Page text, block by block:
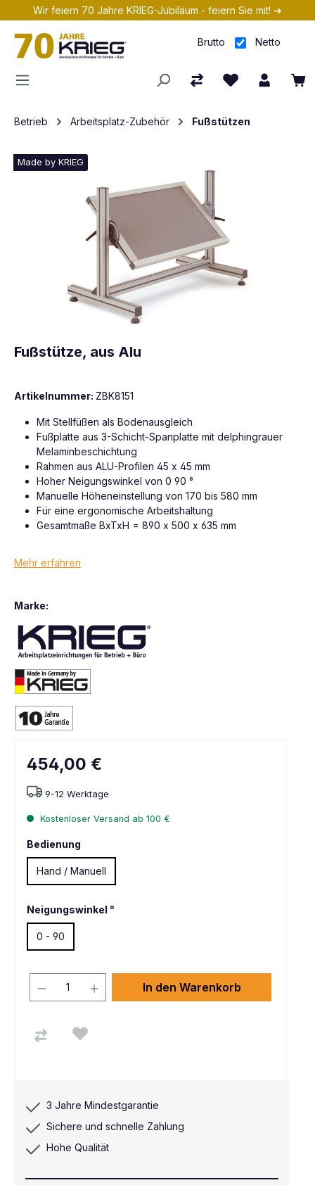
Zum Hauptinhalt springen
Wir feiern 70 Jahre KRIEG-Jubiläum - feiern Sie mit! ➔
Brutto Netto
Betrieb Arbeitsplatz-Zubehör Fußstützen
Made by KRIEG
Fußstütze, aus Alu
Artikelnummer: ZBK8151
Mit Stellfüßen als Bodenausgleich
Fußplatte aus 3-Schicht-Spanplatte mit delphingrauer
Melaminbeschichtung
Rahmen aus ALU-Profilen 45 x 45 mm
Hoher Neigungswinkel von 0 90 °
Manuelle Höheneinstellung von 170 bis 580 mm
Für eine ergonomische Arbeitshaltung
Gesamtmaße BxTxH = 890 x 500 x 635 mm
Mehr erfahren
Marke:
454,00 €
9-12 Werktage
Kostenloser Versand ab 100 €
Bedienung
Hand / Manuell
Neigungswinkel °
0 - 90
In den Warenkorb
3 Jahre Mindestgarantie
Sichere und schnelle Zahlung
Hohe Qualität